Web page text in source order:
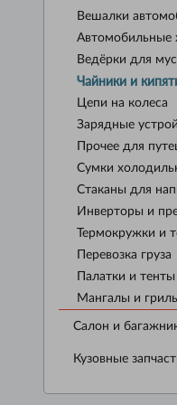
Вешалки
Автомобильные
Ведёрки для
Чайники и
Цепи на колеса
Зарядные
Прочее для
Сумки
Стаканы для
Инверторы и
Термокружки и
Перевозка груза
Палатки и тенты
Мангалы и гриль
Салон и
Кузовные